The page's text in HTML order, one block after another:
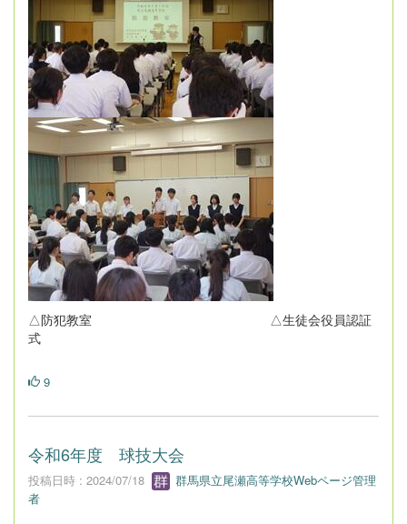
△防犯教室 △生徒会役員認証
式
9
令和6年度 球技大会
投稿日時 : 2024/07/18
群馬県立尾瀬高等学校Webページ管理
者